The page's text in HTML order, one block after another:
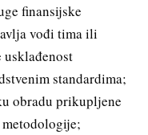
finansijske
vođi tima ili
standardima;
obradu prikupljene